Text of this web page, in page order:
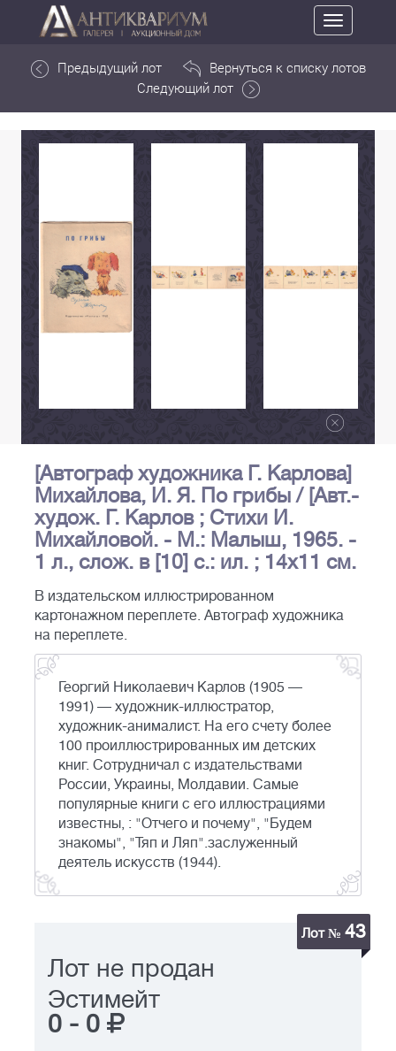
Toggle
navigation
Предыдущий лот
Вернуться к списку лотов
Следующий лот
[Автограф художника Г. Карлова]
Михайлова, И. Я. По грибы / [Авт.-
худож. Г. Карлов ; Стихи И.
Михайловой. - М.: Малыш, 1965. -
1 л., слож. в [10] с.: ил. ; 14х11 см.
В издательском иллюстрированном
картонажном переплете. Автограф художника
на переплете.
Георгий Николаевич Карлов (1905 —
1991) — художник-иллюстратор,
художник-анималист. На его счету более
100 проиллюстрированных им детских
книг. Сотрудничал с издательствами
России, Украины, Молдавии. Самые
популярные книги с его иллюстрациями
известны, : "Отчего и почему", "Будем
знакомы", "Тяп и Ляп".заслуженный
деятель искусств (1944).
Лот № 43
Лот не продан
Эстимейт
0 - 0